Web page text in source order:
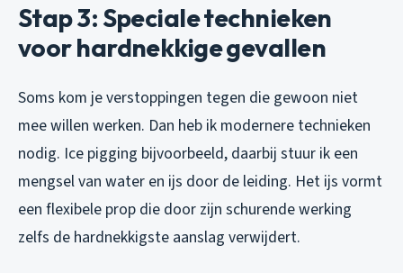
Stap 3: Speciale technieken
voor hardnekkige gevallen
Soms kom je verstoppingen tegen die gewoon niet
mee willen werken. Dan heb ik modernere technieken
nodig. Ice pigging bijvoorbeeld, daarbij stuur ik een
mengsel van water en ijs door de leiding. Het ijs vormt
een flexibele prop die door zijn schurende werking
zelfs de hardnekkigste aanslag verwijdert.